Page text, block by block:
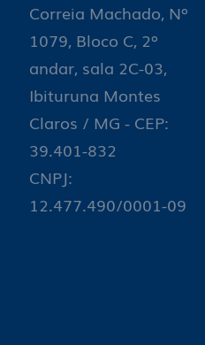
Correia Machado, Nº
1079, Bloco C, 2º
andar, sala 2C-03,
Ibituruna Montes
Claros / MG - CEP:
39.401-832
CNPJ:
12.477.490/0001-09